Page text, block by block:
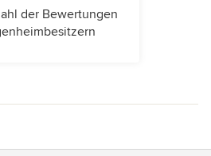
der Bewertungen